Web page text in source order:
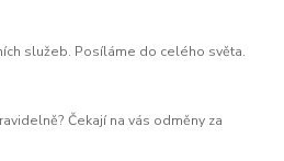
služeb. Posíláme do celého světa.
Čekají na vás odměny za